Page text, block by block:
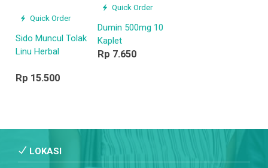
Quick Order
Sido Muncul Tolak
Linu Herbal
Rp 15.500
Quick Order
Dumin 500mg 10
Kaplet
Rp 7.650
LOKASI